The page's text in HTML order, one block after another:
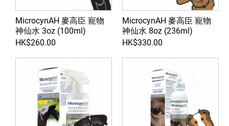
MicrocynAH 麥高臣 寵物
神仙水 3oz (100ml)
HK$260.00
MicrocynAH 麥高臣 寵物
神仙水 8oz (236ml)
HK$330.00